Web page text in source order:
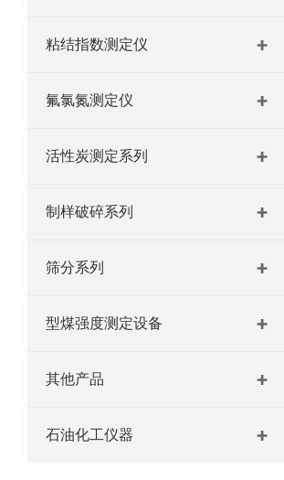
粘结指数测定仪
氟氯氮测定仪
活性炭测定系列
制样破碎系列
筛分系列
型煤强度测定设备
其他产品
石油化工仪器